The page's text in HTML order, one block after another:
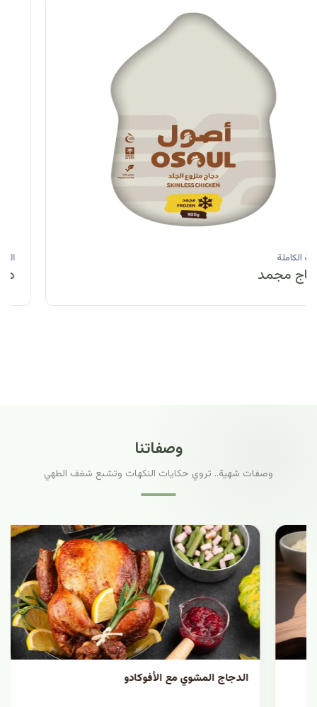
الحبة الكاملة
دجاج مبرد
وصفاتنا
وصفات شهية.. تروي حكايات النكهات وتشبع شغف الطهي
الدجاج المشوي مع الأفوكادو